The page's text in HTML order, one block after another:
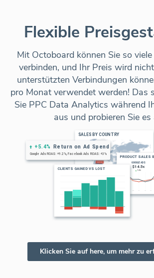
Flexible
Mit Octoboard können Sie so
verbinden, und Ihr Preis wird
unterstützten Verbindungen
pro Monat verwendet werden! Das
Sie PPC Data Analytics während
aus und probieren Sie es
Klicken Sie auf here, um mehr zu